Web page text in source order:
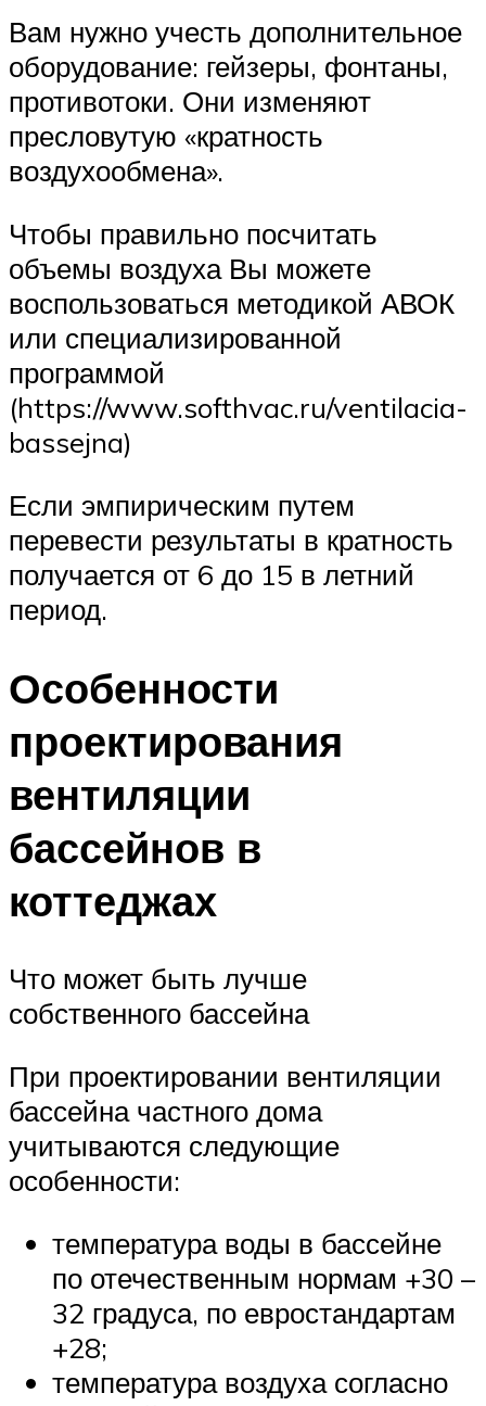
Вам нужно учесть дополнительное
оборудование: гейзеры, фонтаны,
противотоки. Они изменяют
пресловутую «кратность
воздухообмена».
Чтобы правильно посчитать
объемы воздуха Вы можете
воспользоваться методикой АВОК
или специализированной
программой
(https://www.softhvac.ru/ventilacia-
bassejna)
Если эмпирическим путем
перевести результаты в кратность
получается от 6 до 15 в летний
период.
Особенности
проектирования
вентиляции
бассейнов в
коттеджах
Что может быть лучше
собственного бассейна
При проектировании вентиляции
бассейна частного дома
учитываются следующие
особенности:
температура воды в бассейне
по отечественным нормам +30 –
32 градуса, по евростандартам
+28;
температура воздуха согласно